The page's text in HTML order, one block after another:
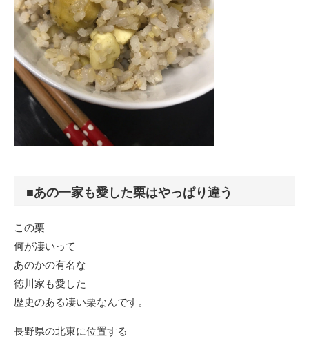
■あの一家も愛した栗はやっぱり違う
この栗
何が凄いって
あのかの有名な
徳川家も愛した
歴史のある凄い栗なんです。
長野県の北東に位置する